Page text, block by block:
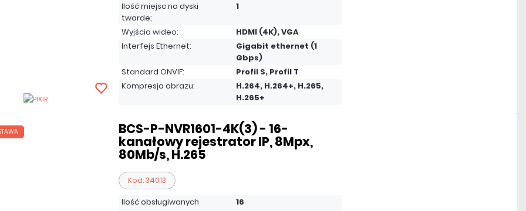
Ilość miejsc na dyski
twarde:
1
Wyjścia wideo:
HDMI (4K), VGA
Interfejs Ethernet:
Gigabit ethernet (1
Gbps)
Standard ONVIF:
Profil S, Profil T
Kompresja obrazu:
H.264, H.264+, H.265,
H.265+
BCS-P-NVR1601-4K(3) - 16-
kanałowy rejestrator IP, 8Mpx,
80Mb/s, H.265
Kod: 34013
Ilość obsługiwanych
16